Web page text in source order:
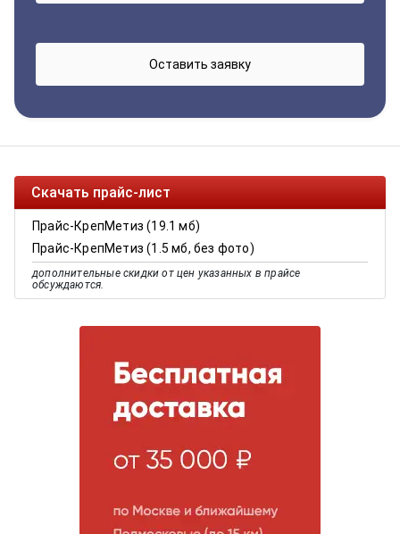
Скачать прайс-лист
Прайс-КрепМетиз (19.1 мб)
Прайс-КрепМетиз (1.5 мб, без фото)
дополнительные скидки от цен указанных в прайсе
обсуждаются.